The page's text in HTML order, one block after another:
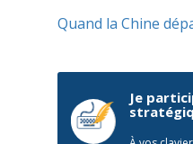
Quand la Chine
Je